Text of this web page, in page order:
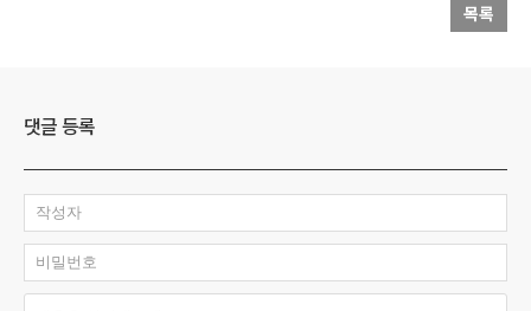
목록
댓글 등록
작성자
비밀번호